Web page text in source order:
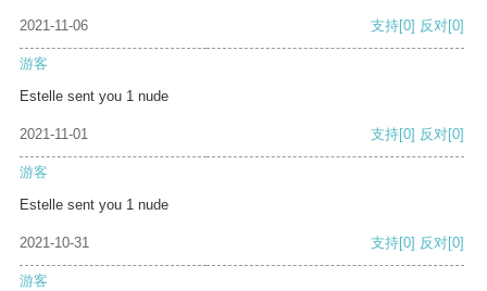
2021-11-06 支持[0] 反对[0]
游客
Estelle sent you 1 nude
2021-11-01 支持[0] 反对[0]
游客
Estelle sent you 1 nude
2021-10-31 支持[0] 反对[0]
游客